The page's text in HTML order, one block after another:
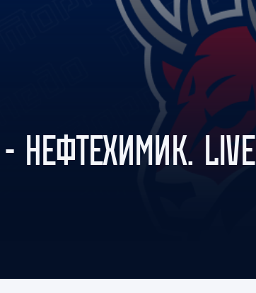
Амур
Барыс
Салават Юлаев
Сибирь
НЕФТЕХИМИК. LIVE